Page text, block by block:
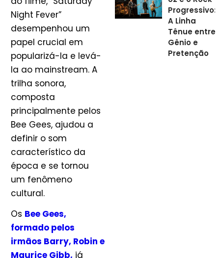
Night Fever”
desempenhou um
papel crucial em
popularizá-la e levá-
la ao mainstream. A
trilha sonora,
composta
principalmente pelos
Bee Gees, ajudou a
definir o som
característico da
época e se tornou
um fenômeno
cultural.
Os Bee Gees,
formado pelos
irmãos Barry, Robin e
Maurice Gibb, já
Progressivo:
A Linha
Tênue entre
Gênio e
Pretenção